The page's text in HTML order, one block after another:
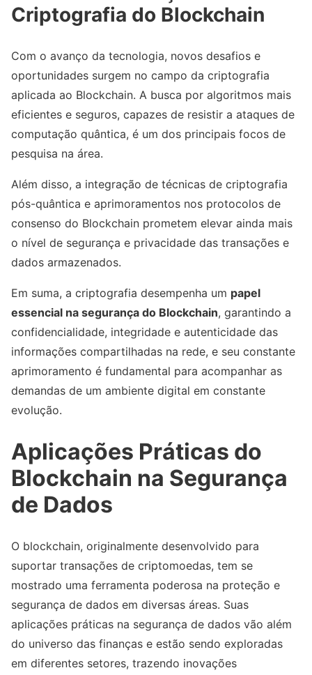
Criptografia do Blockchain
Com o avanço da tecnologia, novos desafios e
oportunidades surgem no campo da criptografia
aplicada ao Blockchain. A busca por algoritmos mais
eficientes e seguros, capazes de resistir a ataques de
computação quântica, é um dos principais focos de
pesquisa na área.
Além disso, a integração de técnicas de criptografia
pós-quântica e aprimoramentos nos protocolos de
consenso do Blockchain prometem elevar ainda mais
o nível de segurança e privacidade das transações e
dados armazenados.
Em suma, a criptografia desempenha um papel
essencial na segurança do Blockchain, garantindo a
confidencialidade, integridade e autenticidade das
informações compartilhadas na rede, e seu constante
aprimoramento é fundamental para acompanhar as
demandas de um ambiente digital em constante
evolução.
Aplicações Práticas do
Blockchain na Segurança
de Dados
O blockchain, originalmente desenvolvido para
suportar transações de criptomoedas, tem se
mostrado uma ferramenta poderosa na proteção e
segurança de dados em diversas áreas. Suas
aplicações práticas na segurança de dados vão além
do universo das finanças e estão sendo exploradas
em diferentes setores, trazendo inovações